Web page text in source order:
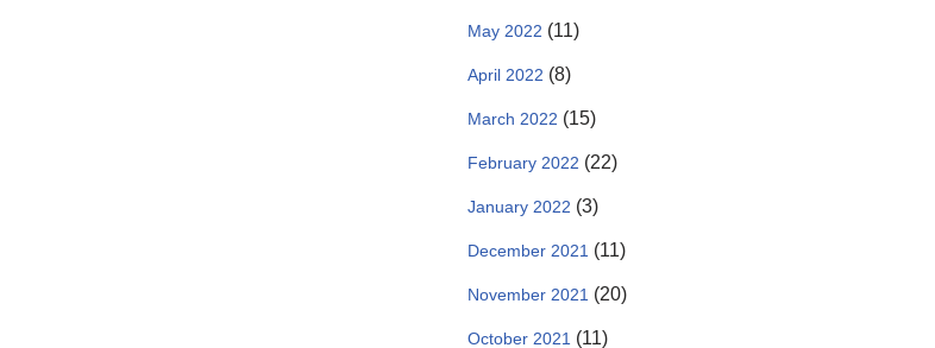
May 2022 (11)
April 2022 (8)
March 2022 (15)
February 2022 (22)
January 2022 (3)
December 2021 (11)
November 2021 (20)
October 2021 (11)